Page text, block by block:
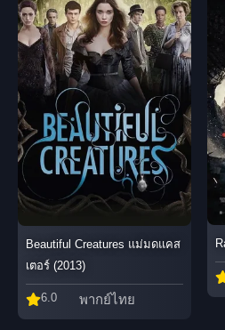
Beautiful Creatures แม่มดแคส
เตอร์ (2013)
6.0 พากย์ไทย